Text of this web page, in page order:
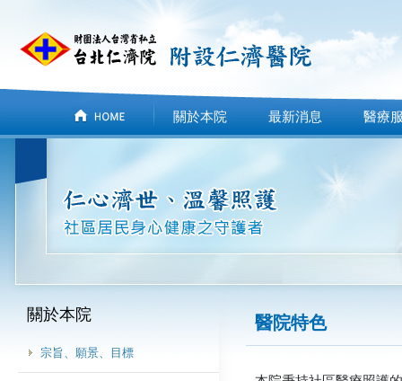
關於本院 最新消息 醫療
關於本院
宗旨、願景、目標
醫院特色